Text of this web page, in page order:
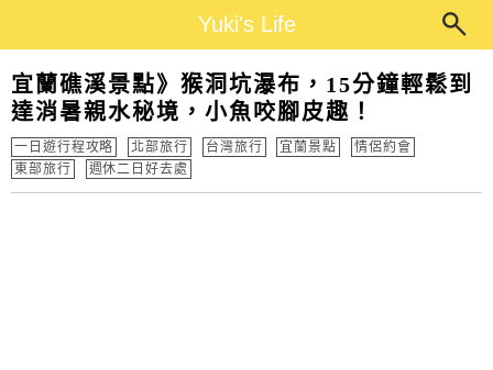
Yuki's Life
宜蘭礁溪景點》猴洞坑瀑布，15分鐘輕鬆到
達消暑親水秘境，小魚咬腳皮趣！
一日遊行程攻略 北部旅行 台灣旅行 宜蘭景點
情侶約會
東部旅行
週休二日好去處